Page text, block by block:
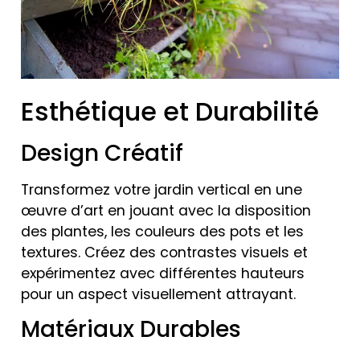
Esthétique et Durabilité
Design Créatif
Transformez votre jardin vertical en une
œuvre d’art en jouant avec la disposition
des plantes, les couleurs des pots et les
textures. Créez des contrastes visuels et
expérimentez avec différentes hauteurs
pour un aspect visuellement attrayant.
Matériaux Durables